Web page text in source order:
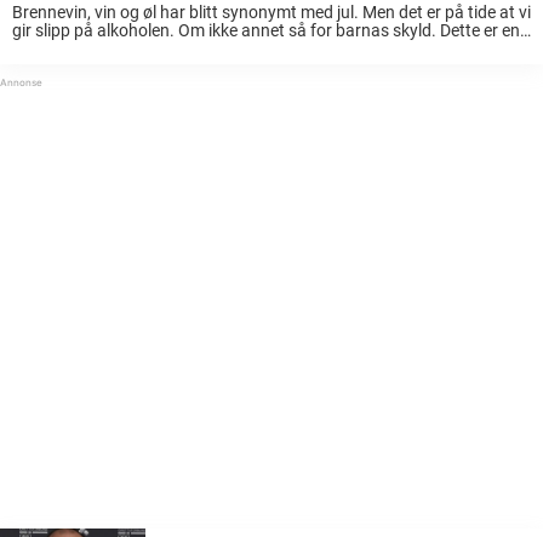
Brennevin, vin og øl har blitt synonymt med jul. Men det er på tide at vi
gir slipp på alkoholen. Om ikke annet så for barnas skyld. Dette er en